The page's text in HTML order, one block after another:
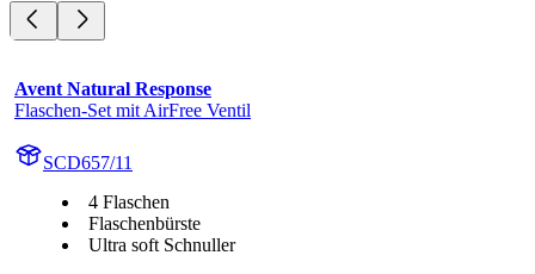
Avent Natural Response
Flaschen-Set mit AirFree Ventil
SCD657/11
4 Flaschen
Flaschenbürste
Ultra soft Schnuller